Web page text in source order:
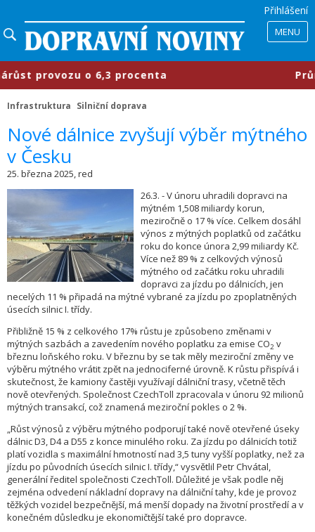
Přihlášení
MENU
provozu o 6,3 procenta
Infrastruktura Silniční doprava
​Nové dálnice zvyšují výběr mýtného
v Česku
25. března 2025, red
26.3. - V únoru uhradili dopravci na
mýtném 1,508 miliardy korun,
meziročně o 17 % více. Celkem dosáhl
výnos z mýtných poplatků od začátku
roku do konce února 2,99 miliardy Kč.
Více než 89 % z celkových výnosů
mýtného od začátku roku uhradili
dopravci za jízdu po dálnicích, jen
necelých 11 % připadá na mýtné vybrané za jízdu po zpoplatněných
úsecích silnic I. třídy.
Přibližně 15 % z celkového 17% růstu je způsobeno změnami v
mýtných sazbách a zavedením nového poplatku za emise CO2 v
březnu loňského roku. V březnu by se tak měly meziroční změny ve
výběru mýtného vrátit zpět na jednociferné úrovně. K růstu přispívá i
skutečnost, že kamiony častěji využívají dálniční trasy, včetně těch
nově otevřených. Společnost CzechToll zpracovala v únoru 92 milionů
mýtných transakcí, což znamená meziroční pokles o 2 %.
„Růst výnosů z výběru mýtného podporují také nově otevřené úseky
dálnic D3, D4 a D55 z konce minulého roku. Za jízdu po dálnicích totiž
platí vozidla s maximální hmotností nad 3,5 tuny vyšší poplatky, než za
jízdu po původních úsecích silnic I. třídy,“ vysvětlil Petr Chvátal,
generální ředitel společnosti CzechToll. Důležité je však podle něj
zejména odvedení nákladní dopravy na dálniční tahy, kde je provoz
těžkých vozidel bezpečnější, má menší dopady na životní prostředí a v
konečném důsledku je ekonomičtější také pro dopravce.